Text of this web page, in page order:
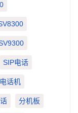
SIP电话
话机
分机板